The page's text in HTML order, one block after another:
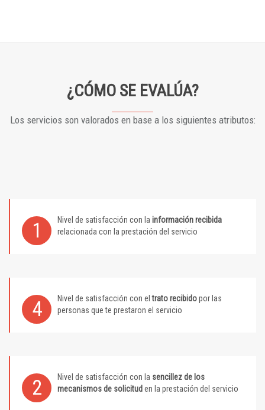
¿CÓMO SE EVALÚA?
Los servicios son valorados en base a los siguientes atributos:
1 Nivel de satisfacción con la información recibida
relacionada con la prestación del servicio
4 Nivel de satisfacción con eltrato recibidopor las
personas que te prestaron el servicio
2 Nivel de satisfacción con la sencillez de los
mecanismos de solicitud en la prestación del servicio